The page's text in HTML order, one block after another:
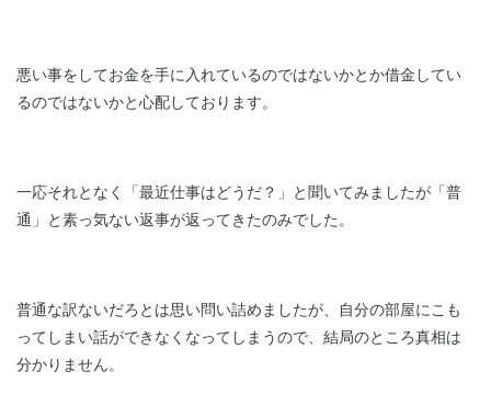
悪い事をしてお金を手に入れているのではないかとか借金してい
るのではないかと心配しております。
一応それとなく「最近仕事はどうだ？」と聞いてみましたが「普
通」と素っ気ない返事が返ってきたのみでした。
普通な訳ないだろとは思い問い詰めましたが、自分の部屋にこも
ってしまい話ができなくなってしまうので、結局のところ真相は
分かりません。